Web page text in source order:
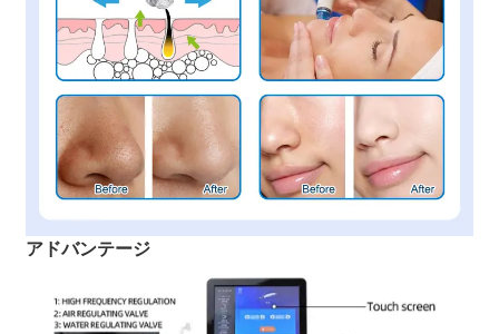
アドバンテージ